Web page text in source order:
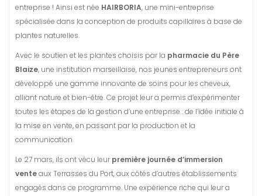
entreprise ! Ainsi est née HAIRBORIA, une mini-entreprise
spécialisée dans la conception de produits capillaires à base de
plantes naturelles.
Avec le soutien et les plantes choisis par la pharmacie du Père
Blaize, une institution marseillaise, nos jeunes entrepreneurs ont
développé une gamme innovante de soins pour les cheveux,
alliant nature et bien-être. Ce projet leur a permis d’expérimenter
toutes les étapes de la gestion d’une entreprise : de l’idée initiale à
la mise en vente, en passant par la production et la
communication.
Le 27 mars, ils ont vécu leur première journée d’immersion
venteaux Terrasses du Port, aux côtés d’autres établissements
engagés dans ce programme. Une expérience riche qui leur a